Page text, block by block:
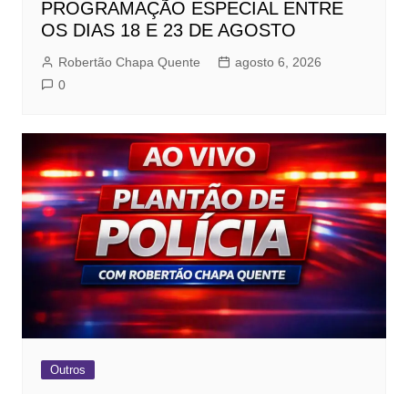
PROGRAMAÇÃO ESPECIAL ENTRE
OS DIAS 18 E 23 DE AGOSTO
Robertão Chapa Quente
agosto 6, 2026
0
Outros